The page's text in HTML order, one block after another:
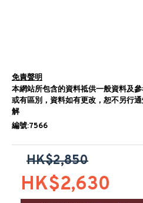
免責聲明
本網站所包含的資料祗供一般資料及
或有區別，資料如有更改，恕不另行
解
編號:7566
HK$2,630
HK$2,850